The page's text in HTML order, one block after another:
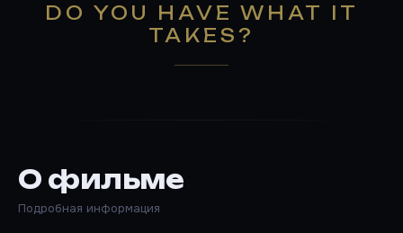
DO YOU HAVE WHAT IT
TAKES?
О фильме
Подробная информация